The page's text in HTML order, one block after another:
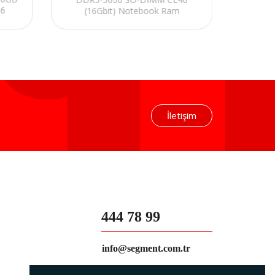
(16Gbit) Notebook Ram
İletişim
444 78 99
info@segment.com.tr